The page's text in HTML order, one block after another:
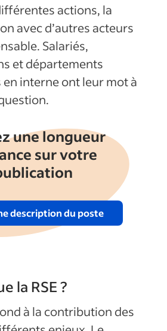
actions, la
avec d’autres acteurs
Salariés,
et départements
en interne ont leur mot à
une longueur
sur votre
description du poste
la RSE ?
à la contribution des